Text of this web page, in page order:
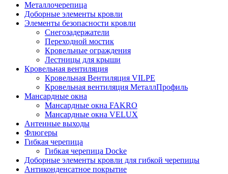
Металлочерепица
Доборные элементы кровли
Элементы безопасности кровли
Снегозадержатели
Переходной мостик
Кровельные ограждения
Лестницы для крыши
Кровельная вентиляция
Кровельная Вентиляция VILPE
Кровельная вентиляция МеталлПрофиль
Мансардные окна
Мансардные окна FAKRO
Мансардные окна VELUX
Антенные выходы
Флюгеры
Гибкая черепица
Гибкая черепица Docke
Доборные элементы кровли для гибкой черепицы
Антиконденсатное покрытие